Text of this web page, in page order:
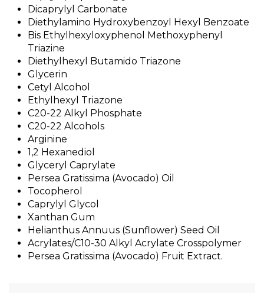
Dicaprylyl Carbonate
Diethylamino Hydroxybenzoyl Hexyl Benzoate
Bis Ethylhexyloxyphenol Methoxyphenyl
Triazine
Diethylhexyl Butamido Triazone
Glycerin
Cetyl Alcohol
Ethylhexyl Triazone
C20-22 Alkyl Phosphate
C20-22 Alcohols
Arginine
1,2 Hexanediol
Glyceryl Caprylate
Persea Gratissima (Avocado) Oil
Tocopherol
Caprylyl Glycol
Xanthan Gum
Helianthus Annuus (Sunflower) Seed Oil
Acrylates/C10-30 Alkyl Acrylate Crosspolymer
Persea Gratissima (Avocado) Fruit Extract.